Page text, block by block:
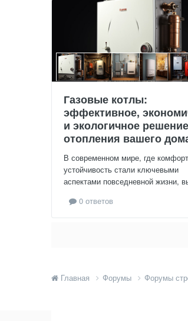
Газовые котлы:
эффективное,
и экологичное
отопления вашего
В современном мире, где
устойчивость стали ключевыми
аспектами повседневной жизни,
0 ответов
Главная Форумы Форумы